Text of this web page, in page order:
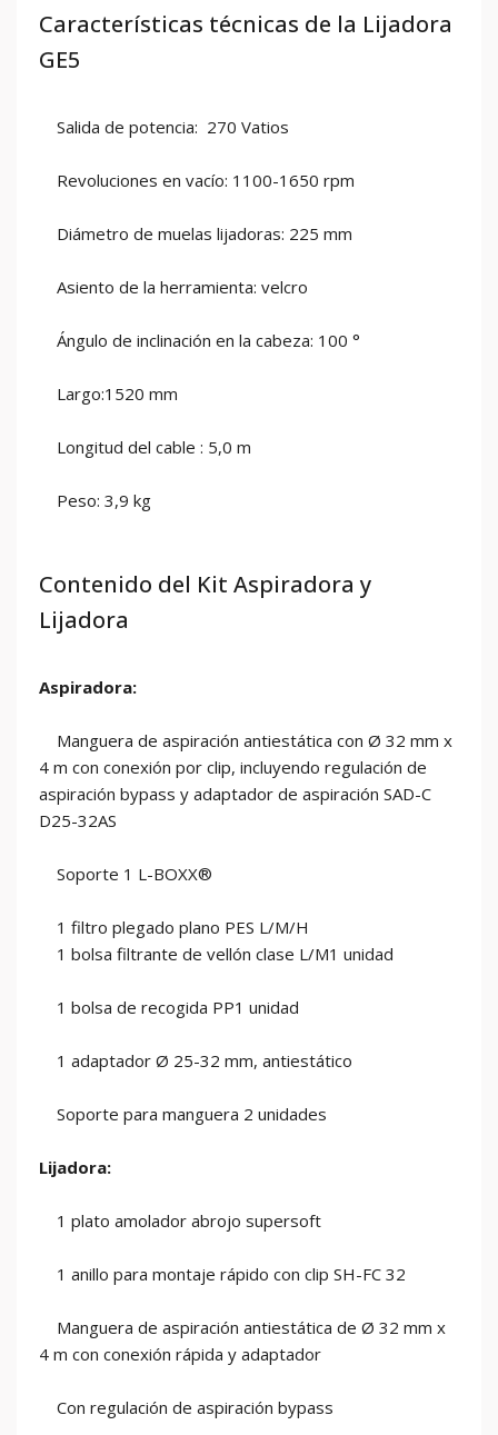
Características técnicas de la Lijadora
GE5
Salida de potencia: 270 Vatios
Revoluciones en vacío: 1100-1650 rpm
Diámetro de muelas lijadoras: 225 mm
Asiento de la herramienta: velcro
Ángulo de inclinación en la cabeza: 100 °
Largo:1520 mm
Longitud del cable : 5,0 m
Peso: 3,9 kg
Contenido del Kit Aspiradora y
Lijadora
Aspiradora:
Manguera de aspiración antiestática con Ø 32 mm x
4 m con conexión por clip, incluyendo regulación de
aspiración bypass y adaptador de aspiración SAD-C
D25-32AS
Soporte 1 L-BOXX®
1 filtro plegado plano PES L/M/H
1 bolsa filtrante de vellón clase L/M1 unidad
1 bolsa de recogida PP1 unidad
1 adaptador Ø 25-32 mm, antiestático
Soporte para manguera 2 unidades
Lijadora:
1 plato amolador abrojo supersoft
1 anillo para montaje rápido con clip SH-FC 32
Manguera de aspiración antiestática de Ø 32 mm x
4 m con conexión rápida y adaptador
Con regulación de aspiración bypass